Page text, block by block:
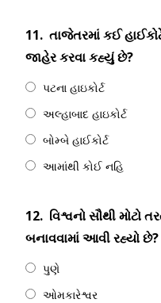
11. તાજેતરમાં કઈ
જાહેર કરવા કહ્યું છે?
પટના હાઇકોર્ટ
અલ્હાબાદ હાઇકોર્ટ
બોમ્બે હાઈકોર્ટ
આમાંથી કોઈ નહિ
12. વિશ્વનો સૌથી મોટો
બનાવવામાં આવી રહ્યો છે?
પુણે
ઓમકારેશ્વર